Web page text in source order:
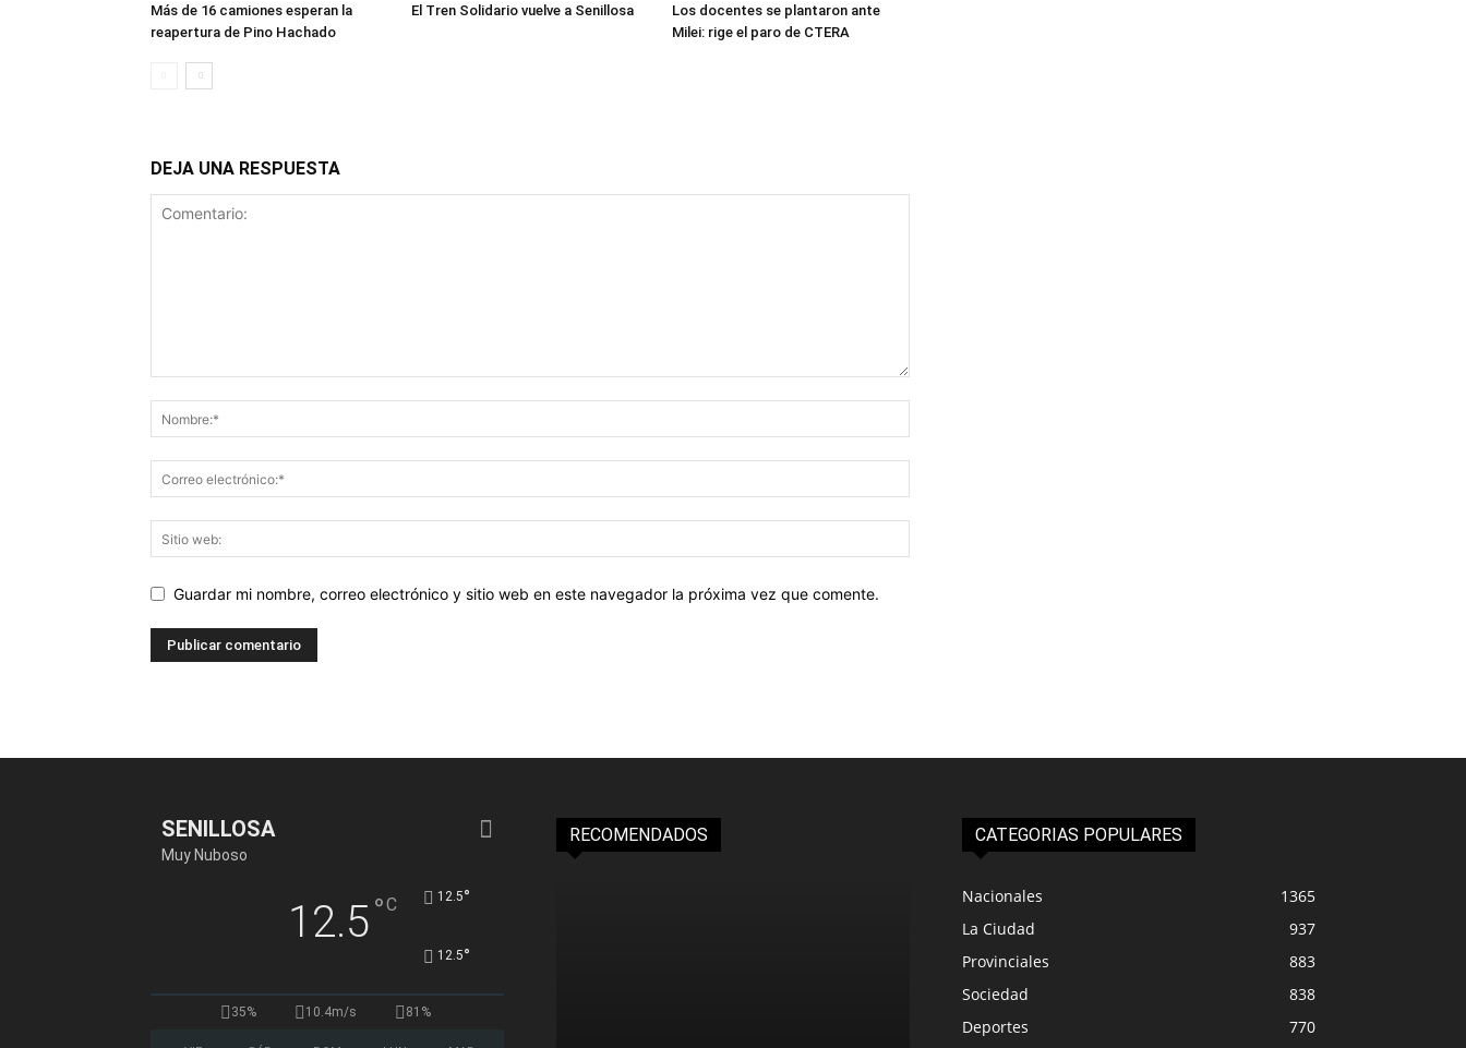
Más de 16 camiones esperan la
reapertura de Pino Hachado
El Tren Solidario vuelve a Senillosa
Los docentes se plantaron ante
Milei: rige el paro de CTERA
DEJA UNA RESPUESTA
Guardar mi nombre, correo electrónico y sitio web en este navegador la próxima vez que comente.
SENILLOSA
Muy Nuboso
12.5°C 12.5°
12.5°
35% 10.4m/s 81%
RECOMENDADOS CATEGORIAS POPULARES
Nacionales
1365
La Ciudad
937
Provinciales
883
Sociedad
838
Deportes
770